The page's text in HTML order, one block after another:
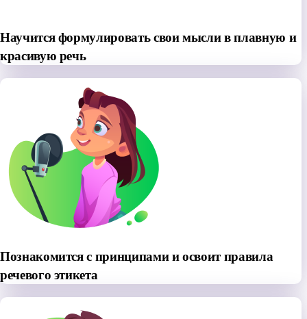
Научится формулировать свои мысли в плавную и
красивую речь
Познакомится с принципами и освоит правила
речевого этикета